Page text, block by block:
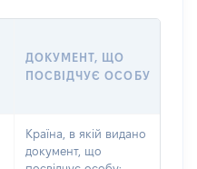
ДОКУМЕНТ, ЩО
ПОСВІДЧУЄ ОСОБУ
Країна, в якій видано
документ, що